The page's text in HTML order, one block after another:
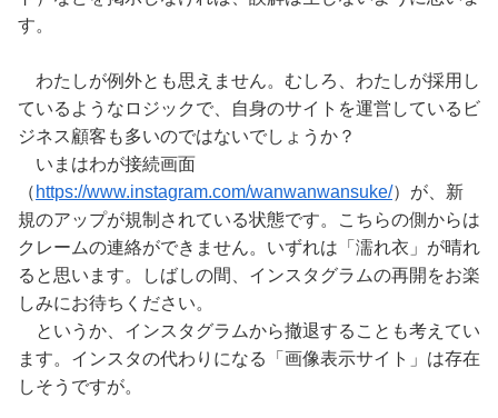
す。
わたしが例外とも思えません。むしろ、わたしが採用し
ているようなロジックで、自身のサイトを運営しているビ
ジネス顧客も多いのではないでしょうか？
いまはわが接続画面
（ https://www.instagram.com/wanwanwansuke/）が、新
規のアップが規制されている状態です。こちらの側からは
クレームの連絡ができません。いずれは「濡れ衣」が晴れ
ると思います。しばしの間、インスタグラムの再開をお楽
しみにお待ちください。
というか、インスタグラムから撤退することも考えてい
ます。インスタの代わりになる「画像表示サイト」は存在
しそうですが。